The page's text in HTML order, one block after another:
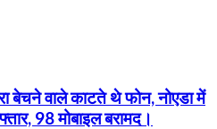
बेचने वाले काटते थे फोन, नोएडा में
98 मोबाइल बरामद।